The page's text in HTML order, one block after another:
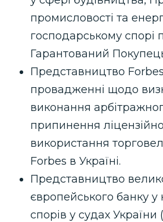
промисловості та
господарському спорі
Гарантований
Представництво
провадженні щодо
виконання
припинення
використання
Forbes в Україні.
Представництво
європейського банку у
спорів у судах